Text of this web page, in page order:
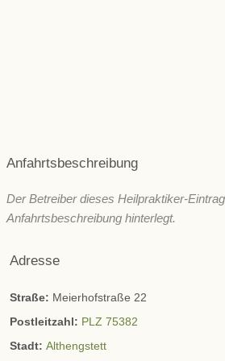
Anfahrtsbeschreibung
Der Betreiber dieses Heilpraktiker-
Anfahrtsbeschreibung hinterlegt.
Adresse
Straße: Meierhofstraße 22
Postleitzahl: PLZ 75382
Stadt: Althengstett